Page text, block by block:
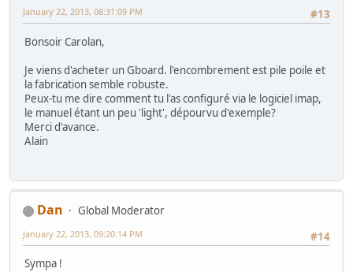
#13
January 22, 2013, 08:31:09 PM
Bonsoir Carolan,
Je viens d'acheter un Gboard. l'encombrement est pile poile et
la fabrication semble robuste.
Peux-tu me dire comment tu l'as configuré via le logiciel imap,
le manuel étant un peu 'light', dépourvu d'exemple?
Merci d'avance.
Alain
Dan
Global Moderator
#14
January 22, 2013, 09:20:14 PM
Sympa !